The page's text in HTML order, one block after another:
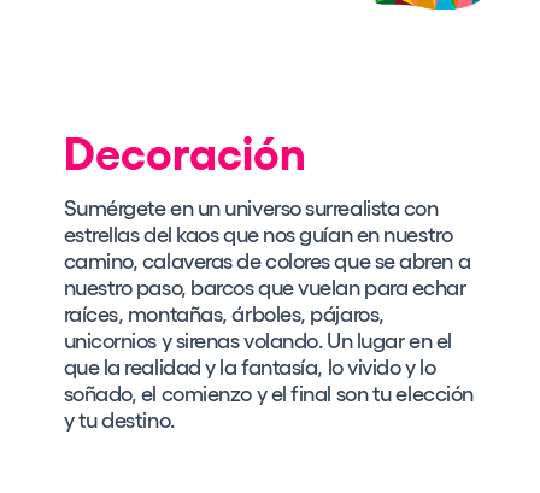
Decoración
Sumérgete en un universo surrealista con
estrellas del kaos que nos guían en nuestro
camino, calaveras de colores que se abren a
nuestro paso, barcos que vuelan para echar
raíces, montañas, árboles, pájaros,
unicornios y sirenas volando. Un lugar en el
que la realidad y la fantasía, lo vivido y lo
soñado, el comienzo y el final son tu elección
y tu destino.